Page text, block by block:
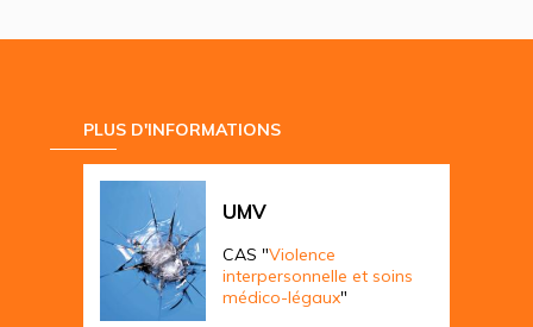
PLUS D'INFORMATIONS
UMV
CAS "Violence
interpersonnelle et soins
médico-légaux"